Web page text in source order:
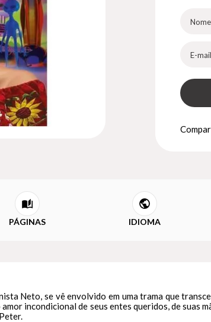
PÁGINAS IDIOMA
Neto, se vê envolvido em uma trama que
incondicional de seus entes queridos, de suas